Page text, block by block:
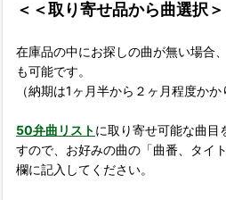
＜＜取り寄せ品から曲選択＞
在庫品の中にお探しの曲が無い場合
も可能です。
（納期は1ヶ月半から２ヶ月程度かか
50弁曲リストに取り寄せ可能な曲目
すので、お好みの曲の「曲番、タイ
欄に記入してください。